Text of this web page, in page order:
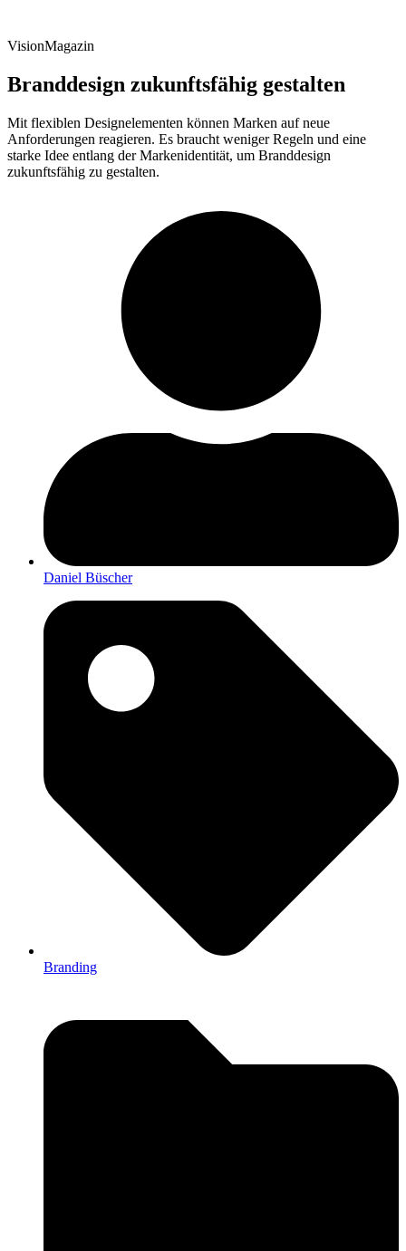
VisionMagazin
Branddesign zukunftsfähig gestalten
Mit flexiblen Designelementen können Marken auf neue
Anforderungen reagieren. Es braucht weniger Regeln und eine
starke Idee entlang der Markenidentität, um Branddesign
zukunftsfähig zu gestalten.
Daniel Büscher
Branding